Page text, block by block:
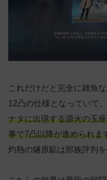
これだけだと完全に雑魚
12凸の仕様となっていて、
ナタに出現する源火の玉
事で7凸以降が進められま
灼熱の燧原鉱は部族評判